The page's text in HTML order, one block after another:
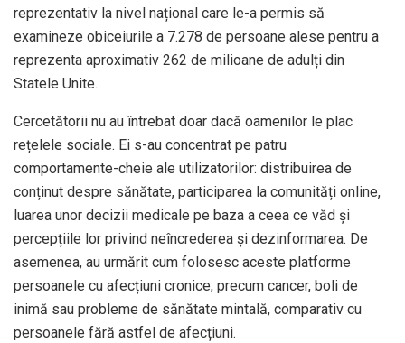
reprezentativ la nivel național care le-a permis să
examineze obiceiurile a 7.278 de persoane alese pentru a
reprezenta aproximativ 262 de milioane de adulți din
Statele Unite.
Cercetătorii nu au întrebat doar dacă oamenilor le plac
rețelele sociale. Ei s-au concentrat pe patru
comportamente-cheie ale utilizatorilor: distribuirea de
conținut despre sănătate, participarea la comunități online,
luarea unor decizii medicale pe baza a ceea ce văd și
percepțiile lor privind neîncrederea și dezinformarea. De
asemenea, au urmărit cum folosesc aceste platforme
persoanele cu afecțiuni cronice, precum cancer, boli de
inimă sau probleme de sănătate mintală, comparativ cu
persoanele fără astfel de afecțiuni.